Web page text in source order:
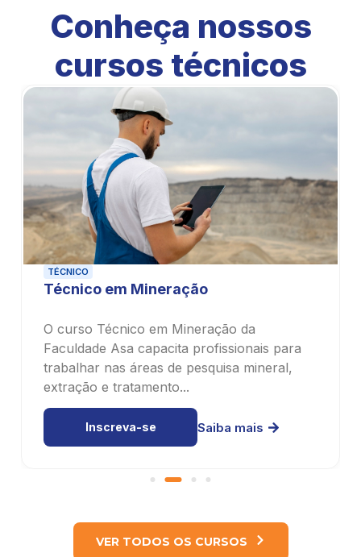
Conheça nossos
cursos técnicos
TÉCNICO
Técnico em Mecânica
Para quem gosta de lidar com peças,
engrenagens e instalação de máquinas, o
curso Técnico em Mecânica Industrial da
Faculdade...
Inscreva-se Saiba mais
VER TODOS OS CURSOS